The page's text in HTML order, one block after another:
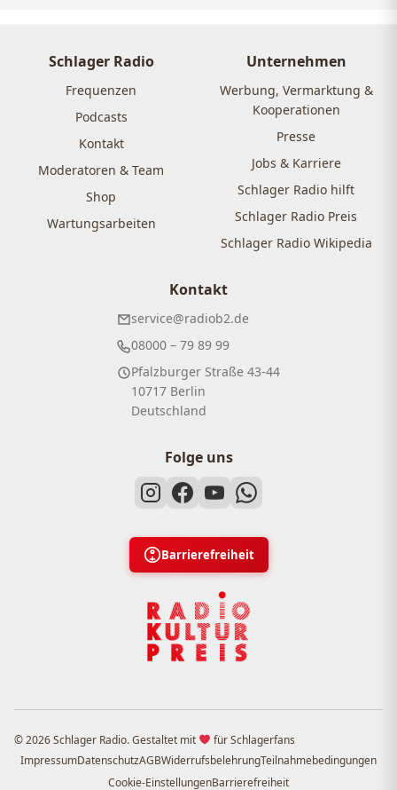
Schlager Radio
Frequenzen
Podcasts
Kontakt
Moderatoren & Team
Shop
Wartungsarbeiten
Unternehmen
Werbung, Vermarktung &
Kooperationen
Presse
Jobs & Karriere
Schlager Radio hilft
Schlager Radio Preis
Schlager Radio Wikipedia
Kontakt
service@radiob2.de
08000 – 79 89 99
Pfalzburger Straße 43-44
10717 Berlin
Deutschland
Folge uns
Barrierefreiheit
© 2026 Schlager Radio. Gestaltet mit
für Schlagerfans
ImpressumDatenschutzAGBWiderrufsbelehrungTeilnahmebedingungen
Cookie-EinstellungenBarrierefreiheit